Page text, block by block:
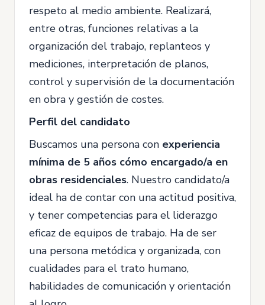
respeto al medio ambiente. Realizará,
entre otras, funciones relativas a la
organización del trabajo, replanteos y
mediciones, interpretación de planos,
control y supervisión de la documentación
en obra y gestión de costes.
Perfil del candidato
Buscamos una persona con experiencia
mínima de 5 años cómo encargado/a en
obras residenciales. Nuestro candidato/a
ideal ha de contar con una actitud positiva,
y tener competencias para el liderazgo
eficaz de equipos de trabajo. Ha de ser
una persona metódica y organizada, con
cualidades para el trato humano,
habilidades de comunicación y orientación